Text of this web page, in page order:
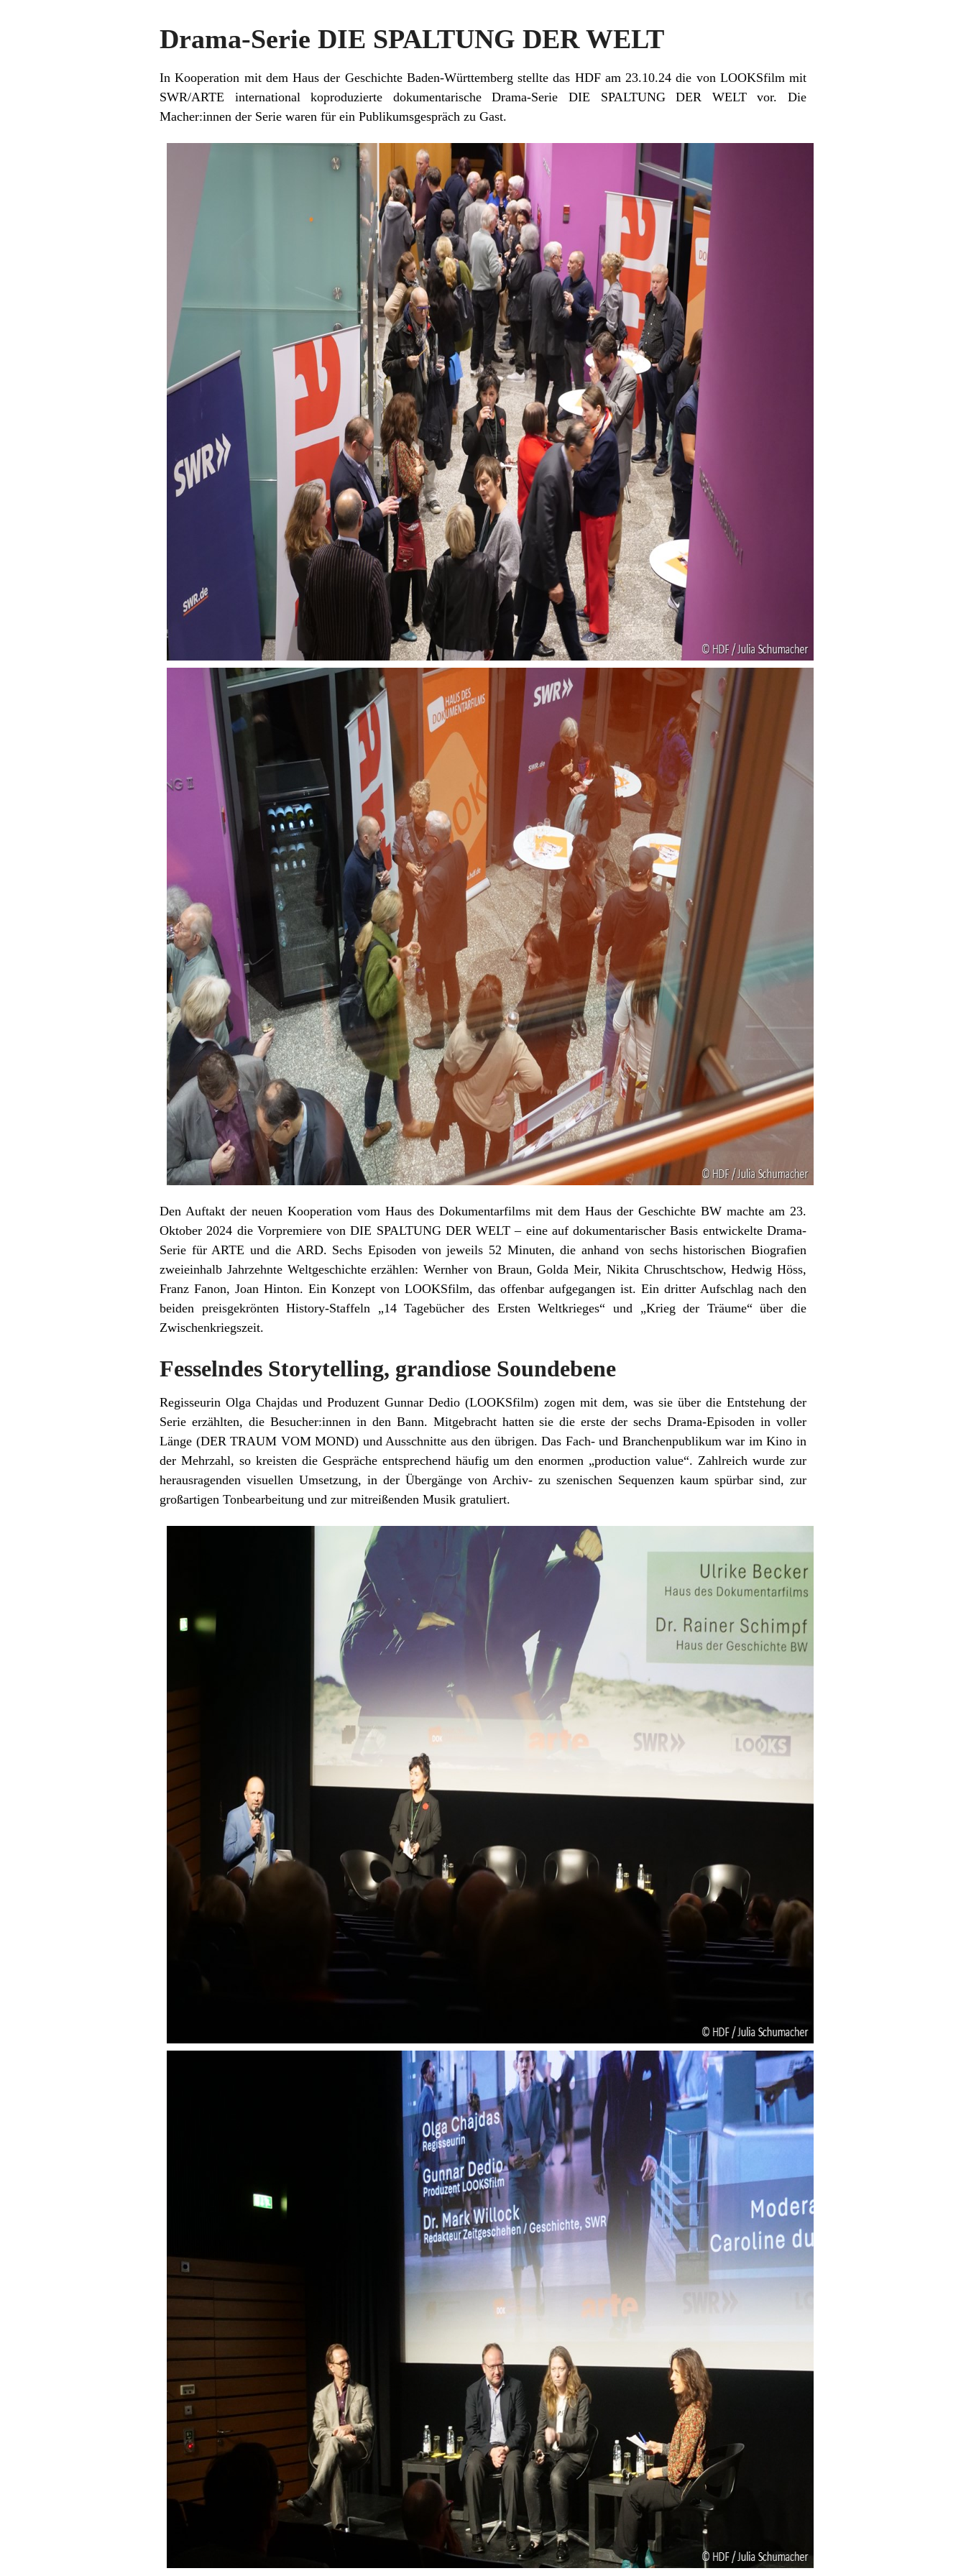
Drama-Serie DIE SPALTUNG DER WELT
In Kooperation mit dem Haus der Geschichte Baden-Württemberg stellte das HDF am 23.10.24 die von LOOKSfilm mit
SWR/ARTE international koproduzierte dokumentarische Drama-Serie DIE SPALTUNG DER WELT vor. Die
Macher:innen der Serie waren für ein Publikumsgespräch zu Gast.
Den Auftakt der neuen Kooperation vom Haus des Dokumentarfilms mit dem Haus der Geschichte BW machte am 23.
Oktober 2024 die Vorpremiere von DIE SPALTUNG DER WELT – eine auf dokumentarischer Basis entwickelte Drama-
Serie für ARTE und die ARD. Sechs Episoden von jeweils 52 Minuten, die anhand von sechs historischen Biografien
zweieinhalb Jahrzehnte Weltgeschichte erzählen: Wernher von Braun, Golda Meir, Nikita Chruschtschow, Hedwig Höss,
Franz Fanon, Joan Hinton. Ein Konzept von LOOKSfilm, das offenbar aufgegangen ist. Ein dritter Aufschlag nach den
beiden preisgekrönten History-Staffeln „14 Tagebücher des Ersten Weltkrieges“ und „Krieg der Träume“ über die
Zwischenkriegszeit.
Fesselndes Storytelling, grandiose Soundebene
Regisseurin Olga Chajdas und Produzent Gunnar Dedio (LOOKSfilm) zogen mit dem, was sie über die Entstehung der
Serie erzählten, die Besucher:innen in den Bann. Mitgebracht hatten sie die erste der sechs Drama-Episoden in voller
Länge (DER TRAUM VOM MOND) und Ausschnitte aus den übrigen. Das Fach- und Branchenpublikum war im Kino in
der Mehrzahl, so kreisten die Gespräche entsprechend häufig um den enormen „production value“. Zahlreich wurde zur
herausragenden visuellen Umsetzung, in der Übergänge von Archiv- zu szenischen Sequenzen kaum spürbar sind, zur
großartigen Tonbearbeitung und zur mitreißenden Musik gratuliert.